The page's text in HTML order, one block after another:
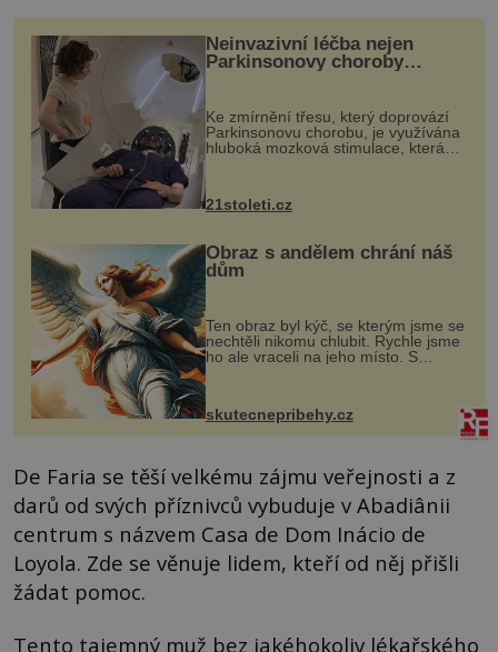
Neinvazivní léčba nejen
Parkinsonovy choroby
Ke zmírnění třesu, který doprovází
Parkinsonovu chorobu, je využívána
hluboká mozková stimulace, která
však vyžaduje vysoce invazivní
zákrok. Ultrazvuk zase není vhodný
k dostatečně přesnému zacílení ...
21stoleti.cz
Obraz s andělem chrání náš
dům
Ten obraz byl kýč, se kterým jsme se
nechtěli nikomu chlubit. Rychle jsme
ho ale vraceli na jeho místo. S
manželem Vaškem jsme si pořídili
chaloupku, takový domek na severu
Čech, kde jsme si naplánova...
skutecnepribehy.cz
De Faria se těší velkému zájmu veřejnosti a z
darů od svých příznivců vybuduje v Abadiânii
centrum s názvem Casa de Dom Inácio de
Loyola. Zde se věnuje lidem, kteří od něj přišli
žádat pomoc.
Tento tajemný muž bez jakéhokoliv lékařského